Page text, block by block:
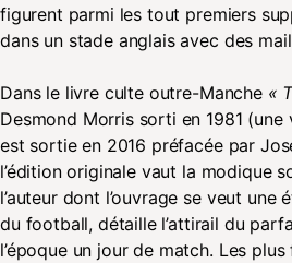
figurent parmi les tout premiers
dans un stade anglais avec des
Dans le livre culte outre-Manche«
Desmond Morris sorti en 1981 (une
est sortie en 2016 préfacée par
l’édition originale vaut la modique
l’auteur dont l’ouvrage se veut
du football, détaille l’attirail du
l’époque un jour de match. Les